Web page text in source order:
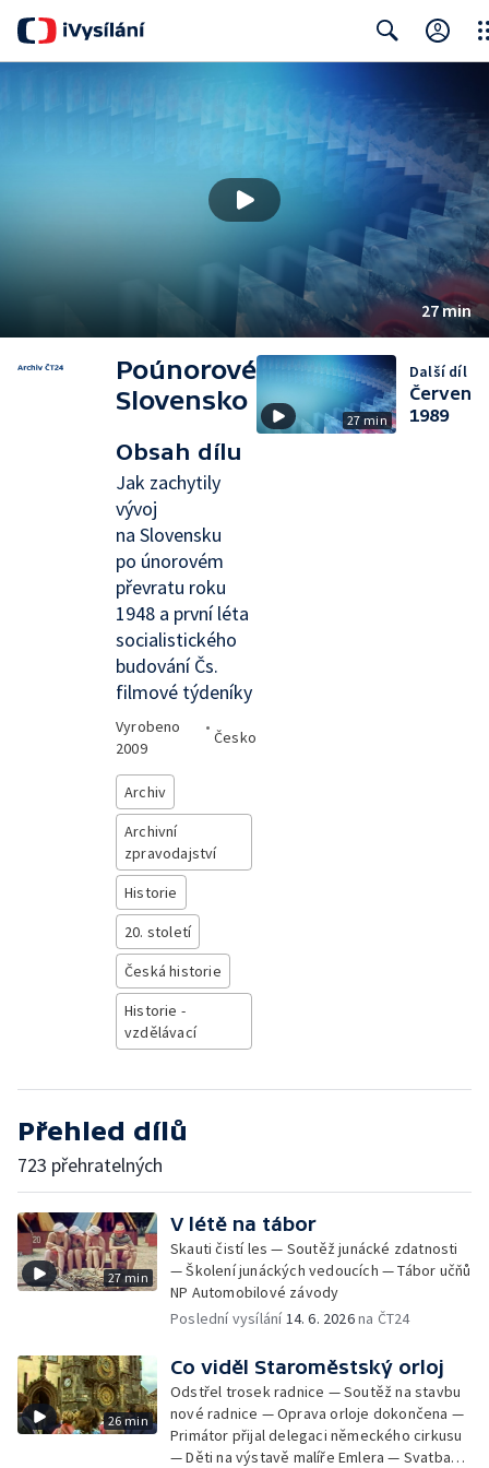
27 min
Poúnorové
Slovensko
Obsah dílu
Jak zachytily
vývoj
na Slovensku
po únorovém
převratu roku
1948 a první léta
socialistického
budování Čs.
filmové týdeníky
Vyrobeno
2009
•
Česko
Archiv
Archivní
zpravodajství
Historie
20. století
Česká historie
Historie -
vzdělávací
27 min
Další díl
Červen
1989
Přehled dílů
723 přehratelných
27 min
V létě na tábor
Skauti čistí les — Soutěž junácké zdatnosti
— Školení junáckých vedoucích — Tábor učňů
NP Automobilové závody
Poslední vysílání14. 6. 2026na ČT24
26 min
Co viděl Staroměstský orloj
Odstřel trosek radnice — Soutěž na stavbu
nové radnice — Oprava orloje dokončena —
Primátor přijal delegaci německého cirkusu
— Děti na výstavě malíře Emlera — Svatba